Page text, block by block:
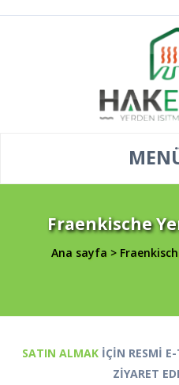
Fraenkische
Ana sayfa >
SATIN ALMAK İÇİN RESMİ
ZİYARET